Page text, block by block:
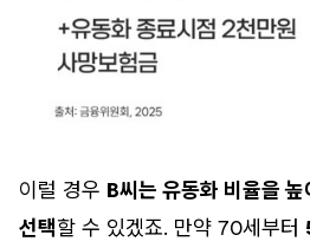
이럴 경우 B씨는 유동화 비율을 높
선택할 수 있겠죠. 만약 70세부터